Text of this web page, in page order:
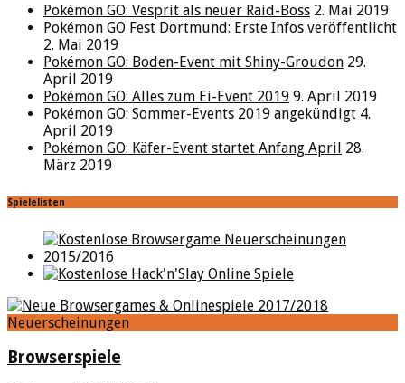
Pokémon GO: Vesprit als neuer Raid-Boss 2. Mai 2019
Pokémon GO Fest Dortmund: Erste Infos veröffentlicht
2. Mai 2019
Pokémon GO: Boden-Event mit Shiny-Groudon 29.
April 2019
Pokémon GO: Alles zum Ei-Event 2019 9. April 2019
Pokémon GO: Sommer-Events 2019 angekündigt 4.
April 2019
Pokémon GO: Käfer-Event startet Anfang April 28.
März 2019
Spielelisten
Neuerscheinungen
Browserspiele